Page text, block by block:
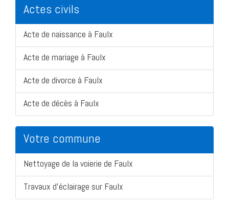
Actes civils
Acte de naissance à Faulx
Acte de mariage à Faulx
Acte de divorce à Faulx
Acte de décès à Faulx
Votre commune
Nettoyage de la voierie de Faulx
Travaux d'éclairage sur Faulx